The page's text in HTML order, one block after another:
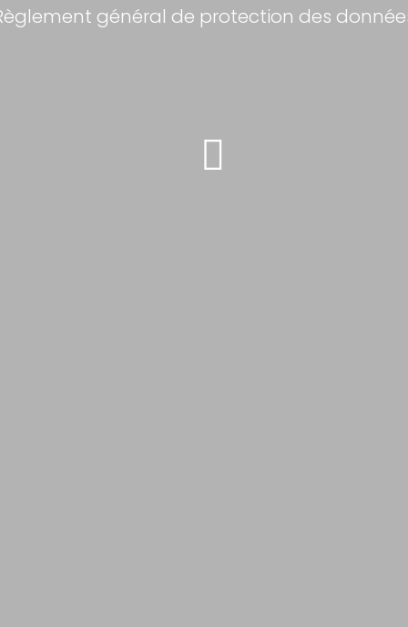
général de protection des